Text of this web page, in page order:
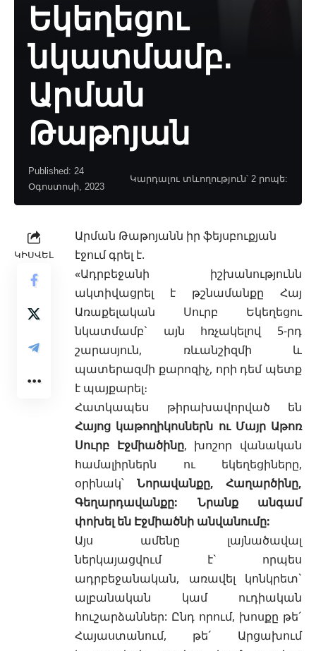
Եկեղեցու
նկատմամբ.
Արման
Թաթոյան
Published: 24
Օգոստոսի, 2023
Կարդալու տևողություն՝ 2 րոպե:
ԿԻՍՎԵԼ
Արման Թաթոյանն իր ֆեյսբուքյան
էջում գրել է.
«Ադրբեջանի իշխանությունն
ակտիվացրել է թշնամանքը Հայ
Առաքելական Սուրբ Եկեղեցու
նկատմամբ` այն հռչակելով 5-րդ
շարասյուն, ռևանշիզմի և
պատերազմի քարոզիչ, որի դեմ պետք
է պայքարել։
Հատկապես թիրախավորված են
Հայոց կաթողիկոսներն ու Մայր Աթոռ
Սուրբ Էջմիածինը, խոշոր վանական
համալիրներն ու եկեղեցիները,
օրինակ՝ Նորավանքը, Հաղարծինը,
Գեղարդավանքը: Նրանք անգամ
փոխել են Էջմիածնի անվանումը:
Այս ամենը լայնածավալ
ներկայացվում է` որպես
ադրբեջանական, առավել կոնկրետ`
ալբանական կամ ուդիական
հուշարձաններ: Ընդ որում, խոսքը թե´
Հայաստանում, թե´ Արցախում